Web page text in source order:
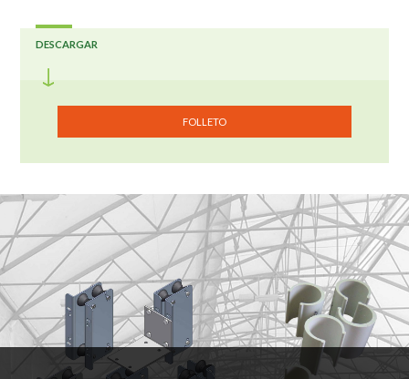
DESCARGAR
FOLLETO